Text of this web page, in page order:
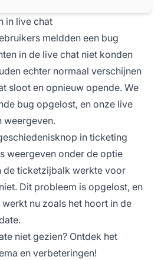
in live chat
meldden een bug
in de live chat niet konden
echter normaal verschijnen
sloot en opnieuw opende. We
bug opgelost, en onze live
weergeven.
in ticketing
weergeven onder de optie
de ticketzijbalk werkte voor
Dit probleem is opgelost, en
nu zoals het hoort in de
niet gezien? Ontdek het
en verbeteringen!